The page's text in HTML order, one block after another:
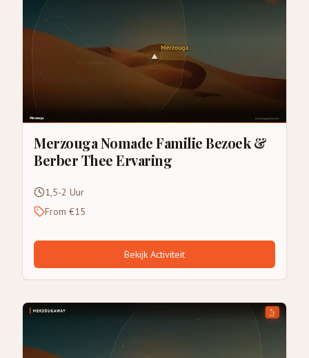
Merzouga Nomade Familie Bezoek &
Berber Thee Ervaring
1,5-2 Uur
From €15
Bekijk Activiteit